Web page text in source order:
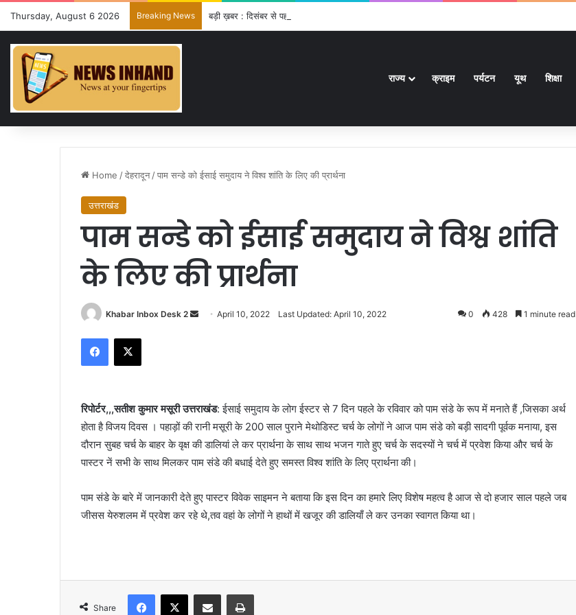
Thursday, August 6 2026 Breaking News बड़ी ख़बर : दिसंबर से पहले ढाई हजार से अधिक पदों के लिए भरे जाएंगे फार्म
राज्य क्राइम पर्यटन यूथ शिक्षा
Home /देहरादून /पाम सन्डे को ईसाई समुदाय ने विश्व शांति के लिए की प्रार्थना
उत्तराखंड
पाम सन्डे को ईसाई समुदाय ने विश्व शांति
के लिए की प्रार्थना
Khabar Inbox Desk 2
SendApril 10, 2022 Last Updated: April 10, 2022 0 428 1 minute read
Facebook
X
रिपोर्टर,,,सतीश कुमार मसूरी उत्तराखंड: ईसाई समुदाय के लोग ईस्टर से 7 दिन पहले के रविवार को पाम संडे के रूप में मनाते हैं ,जिसका अर्थ
होता है विजय दिवस । पहाड़ों की रानी मसूरी के 200 साल पुराने मेथोडिस्ट चर्च के लोगों ने आज पाम संडे को बड़ी सादगी पूर्वक मनाया, इस
दौरान सुबह चर्च के बाहर के वृक्ष की डालियां ले कर प्रार्थना के साथ साथ भजन गाते हुए चर्च के सदस्यों ने चर्च में प्रवेश किया और चर्च के
पास्टर नें सभी के साथ मिलकर पाम संडे की बधाई देते हुए समस्त विश्व शांति के लिए प्रार्थना की।
पाम संडे के बारे में जानकारी देते हुए पास्टर विवेक साइमन ने बताया कि इस दिन का हमारे लिए विशेष महत्व है आज से दो हजार साल पहले जब
जीसस येरुशलम में प्रवेश कर रहे थे,तव वहां के लोगों ने हाथों में खजूर की डालियाँ ले कर उनका स्वागत किया था।
Share
Facebook
X Share via Email Print